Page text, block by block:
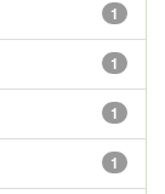
1
1
1
1